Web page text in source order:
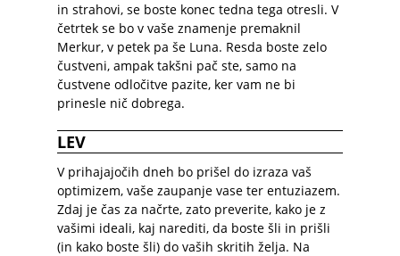
in strahovi, se boste konec tedna tega otresli. V
četrtek se bo v vaše znamenje premaknil
Merkur, v petek pa še Luna. Resda boste zelo
čustveni, ampak takšni pač ste, samo na
čustvene odločitve pazite, ker vam ne bi
prinesle nič dobrega.
LEV
V prihajajočih dneh bo prišel do izraza vaš
optimizem, vaše zaupanje vase ter entuziazem.
Zdaj je čas za načrte, zato preverite, kako je z
vašimi ideali, kaj narediti, da boste šli in prišli
(in kako boste šli) do vaših skritih želja. Na